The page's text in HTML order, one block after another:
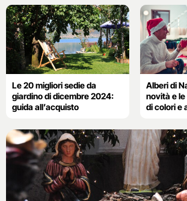
Le 20 migliori sedie da
giardino di dicembre 2024:
guida all’acquisto
Alberi di
novità e
di colori e